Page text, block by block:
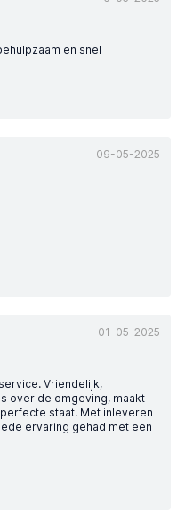
en snel
09-05-2025
01-05-2025
Vriendelijk,
over de omgeving, maakt
staat. Met inleveren
ervaring gehad met een